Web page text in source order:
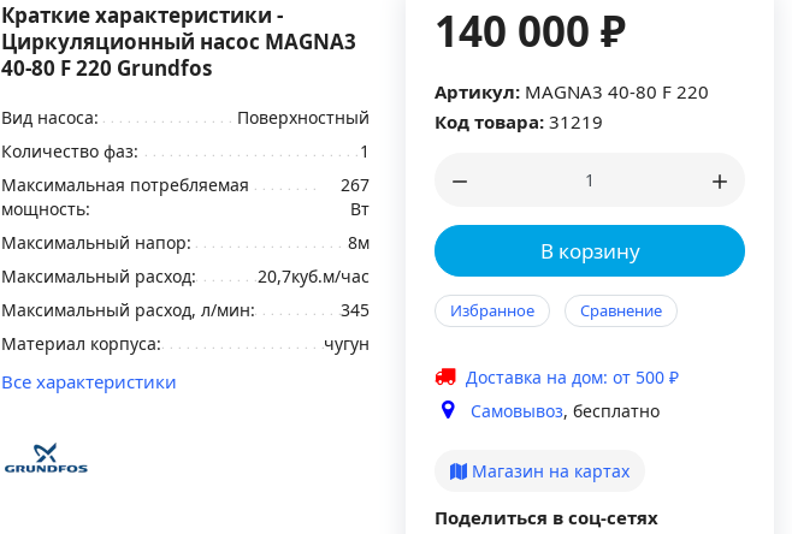
140 000 ₽
Артикул: MAGNA3 40-80 F 220
Код товара: 31219
В корзину
Избранное Сравнение
Доставка на дом: от 500 ₽
Самовывоз, бесплатно
Магазин на картах
Поделиться в соц-сетях
Краткие характеристики -
Циркуляционный насос MAGNA3
40-80 F 220 Grundfos
Вид насоса:
Поверхностный
Количество фаз:
1
Максимальная потребляемая
мощность:
267
Вт
Максимальный напор:
8м
Максимальный расход:
20,7куб.м/час
Максимальный расход, л/мин:
345
Материал корпуса:
чугун
Все характеристики